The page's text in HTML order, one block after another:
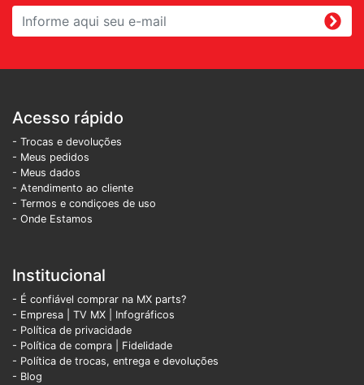
Acesso rápido
- Trocas e devoluções
- Meus pedidos
- Meus dados
- Atendimento ao cliente
- Termos e condiçoes de uso
- Onde Estamos
Institucional
- É confiável comprar na MX parts?
- Empresa
TV MX
Infográficos
- Política de privacidade
- Política de compra | Fidelidade
- Política de trocas, entrega e devoluções
- Blog